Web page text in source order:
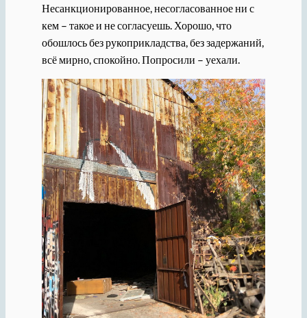
Несанкционированное, несогласованное ни с
кем – такое и не согласуешь. Хорошо, что
обошлось без рукоприкладства, без задержаний,
всё мирно, спокойно. Попросили – уехали.